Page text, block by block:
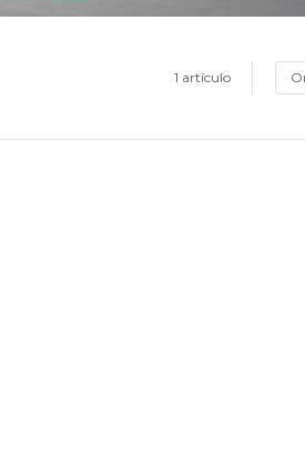
1 artículo